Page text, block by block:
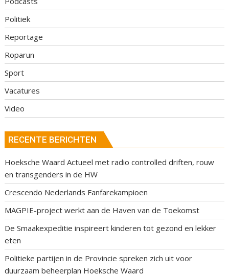
Politiek
Reportage
Roparun
Sport
Vacatures
Video
RECENTE BERICHTEN
Hoeksche Waard Actueel met radio controlled driften, rouw
en transgenders in de HW
Crescendo Nederlands Fanfarekampioen
MAGPIE-project werkt aan de Haven van de Toekomst
De Smaakexpeditie inspireert kinderen tot gezond en lekker
eten
Politieke partijen in de Provincie spreken zich uit voor
duurzaam beheerplan Hoeksche Waard